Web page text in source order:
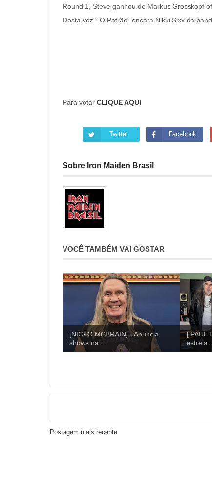
Round 1, Steve ganhou de Markus Grosskopf
Desta vez " O Patrão" encara Nikki Sixx da
Para votar CLIQUE AQUI
Twitter Facebook
Sobre Iron Maiden Brasil
VOCÊ TAMBÉM VAI GOSTAR
[NICKO MCBRAIN] - Anuncia
shows na...
[ PAUL
estreia...
Postagem mais recente